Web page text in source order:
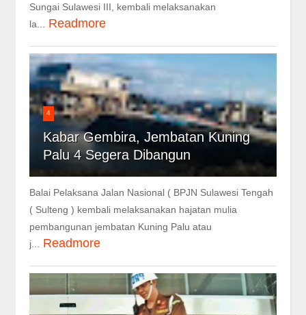
Sungai Sulawesi III, kembali melaksanakan
la...
Readmore
4
Kabar Gembira, Jembatan Kuning
Palu 4 Segera Dibangun
Balai Pelaksana Jalan Nasional ( BPJN Sulawesi Tengah
( Sulteng ) kembali melaksanakan hajatan mulia
pembangunan jembatan Kuning Palu atau
j...
Readmore